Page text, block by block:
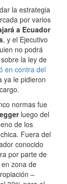
la estrategia
por varios
a Ecuador
, y el Ejecutivo
no podrá
la ley de
en contra del
ya le pidieron
normas fue
luego del
de los
Fuera del
conocido
por parte de
zona de
–